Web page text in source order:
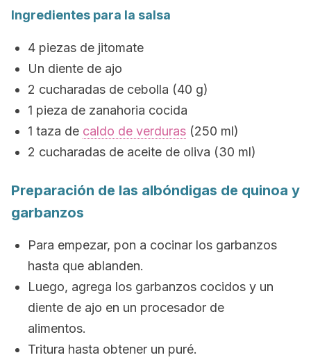
Ingredientes para la salsa
4 piezas de jitomate
Un diente de ajo
2 cucharadas de cebolla (40 g)
1 pieza de zanahoria cocida
1 taza de caldo de verduras (250 ml)
2 cucharadas de aceite de oliva (30 ml)
Preparación de las albóndigas de quinoa y
garbanzos
Para empezar, pon a cocinar los garbanzos
hasta que ablanden.
Luego, agrega los garbanzos cocidos y un
diente de ajo en un procesador de
alimentos.
Tritura hasta obtener un puré.